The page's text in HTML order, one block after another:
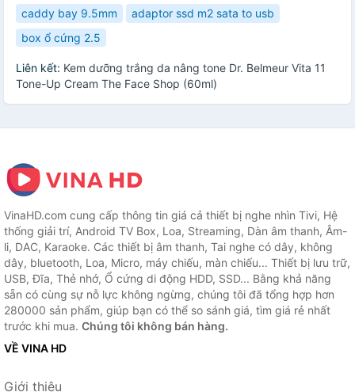
caddy bay 9.5mm
adaptor ssd m2 sata to usb
box ổ cứng 2.5
Liên kết: Kem dưỡng trắng da nâng tone Dr. Belmeur Vita 11
Tone-Up Cream The Face Shop (60ml)
VinaHD.com cung cấp thông tin giá cả thiết bị nghe nhìn Tivi, Hệ
thống giải trí, Android TV Box, Loa, Streaming, Dàn âm thanh, Âm-
li, DAC, Karaoke. Các thiết bị âm thanh, Tai nghe có dây, không
dây, bluetooth, Loa, Micro, máy chiếu, màn chiếu... Thiết bị lưu trữ,
USB, Đĩa, Thẻ nhớ, Ổ cứng di động HDD, SSD... Bằng khả năng
sẵn có cùng sự nỗ lực không ngừng, chúng tôi đã tổng hợp hơn
280000 sản phẩm, giúp bạn có thể so sánh giá, tìm giá rẻ nhất
trước khi mua. Chúng tôi không bán hàng.
VỀ VINA HD
Giới thiệu